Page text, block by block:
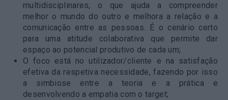
multidisciplinares, o que ajuda a compreender
melhor o mundo do outro e melhora a relação e a
comunicação entre as pessoas. É o cenário certo
para uma atitude colaborativa que permite dar
espaço ao potencial produtivo de cada um;
O foco está no utilizador/cliente e na satisfação
efetiva da respetiva necessidade, fazendo por isso
a simbiose entre a teoria e a prática e
desenvolvendo a empatia com o target;